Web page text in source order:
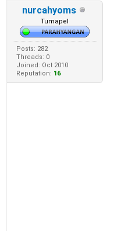
nurcahyoms
Tumapel
Posts: 282
Threads: 0
Joined: Oct 2010
Reputation: 16